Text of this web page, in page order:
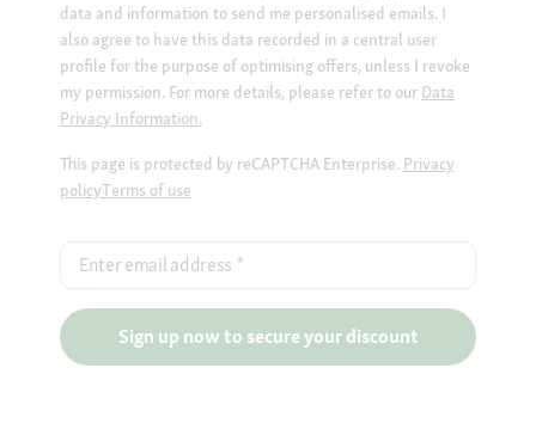
data and information to send me personalised emails. I
also agree to have this data recorded in a central user
profile for the purpose of optimising offers, unless I revoke
my permission. For more details, please refer to our Data
Privacy Information.
This page is protected by reCAPTCHA Enterprise. Privacy
policyTerms of use
Enter email address *
Sign up now to secure your discount